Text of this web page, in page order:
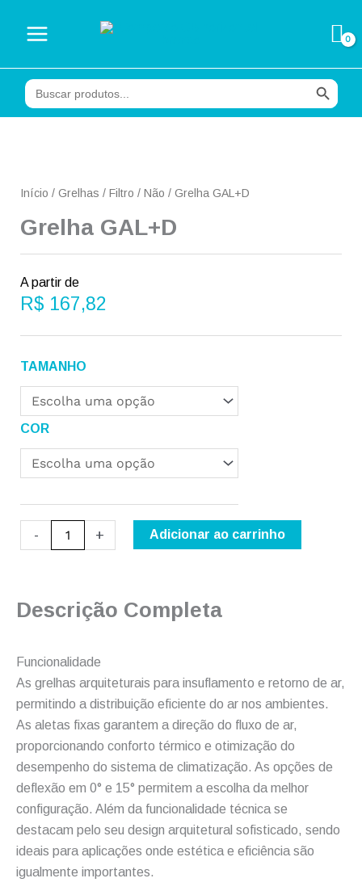
conteúdo
Search
for:
Search Button
Início / Grelhas / Filtro / Não / Grelha GAL+D
Grelha GAL+D
A partir de
R$ 167,82
TAMANHO
COR
-
GAL+D
quantidade
+ Adicionar ao carrinho
Descrição Completa
Funcionalidade
As grelhas arquiteturais para insuflamento e retorno de ar,
permitindo a distribuição eficiente do ar nos ambientes.
As aletas fixas garantem a direção do fluxo de ar,
proporcionando conforto térmico e otimização do
desempenho do sistema de climatização. As opções de
deflexão em 0° e 15° permitem a escolha da melhor
configuração. Além da funcionalidade técnica se
destacam pelo seu design arquitetural sofisticado, sendo
ideais para aplicações onde estética e eficiência são
igualmente importantes.